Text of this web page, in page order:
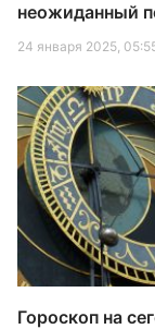
неожиданный
24 января 2025,
Гороскоп на